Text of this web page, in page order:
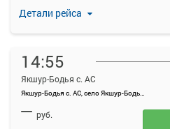
Детали рейса
14:55
Якшур-Бодья с. АС
Якшур-Бодья с. АС, село Якшур-Бодья, ул Пушиной, 70
— руб.